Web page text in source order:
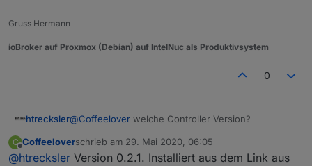
Gruss Hermann
ioBroker auf Proxmox (Debian) auf IntelNuc als Produktivsystem
0
htrecksler@Coffeelover welche Controller Version?
C
Offline
Coffeeloverschrieb am 29. Mai 2020, 06:05
zuletzt editiert von
@htrecksler Version 0.2.1. Installiert aus dem Link aus